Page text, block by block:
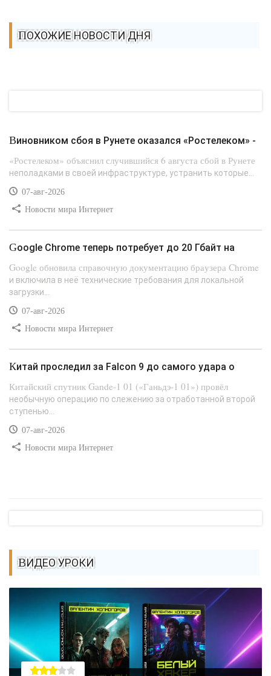
ПОХОЖИЕ НОВОСТИ ДНЯ
Виновником сбоя в Рунете оказался «Ростелеком» -
«Ростелеком» объяснил случившийся 6 августа сбой в Рунете
неполадками в своей инфраструктуре, устранить которые...
07-авг-2026
Новости мира Интернет
Google Chrome теперь потребует до 20 Гбайт на
Google обновила справочную документацию браузера Chrome
и включила в неё технические требования для локальной
загрузки...
07-авг-2026
Новости мира Интернет
Китай проследил за Falcon 9 до самого удара о
Китайский спутник Gande-1 01 («Ганьдэ-1 01») провёл
необычную операцию по слежению за отработанной второй
ступенью...
07-авг-2026
Новости мира Интернет
ВИДЕО УРОКИ